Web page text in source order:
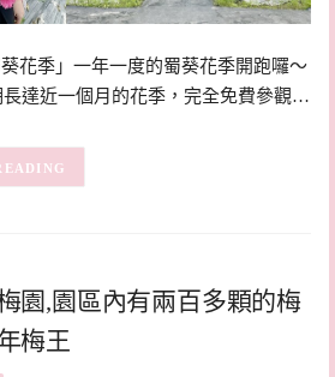
花季」一年一度的蜀葵花季開跑囉～
達近一個月的花季，完全免費參觀…
園,園區內有兩百多顆的梅
梅王